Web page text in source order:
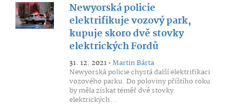
Newyorská policie
elektrifikuje vozový park,
kupuje skoro dvě stovky
elektrických Fordů
31. 12. 2021 •Martin Bárta
Newyorská policie chystá další elektrifikaci
vozového parku. Do poloviny příštího roku
by měla získat téměř dvě stovky
elektrických...